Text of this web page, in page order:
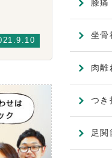
膝痛
坐骨
肉離
つき
足